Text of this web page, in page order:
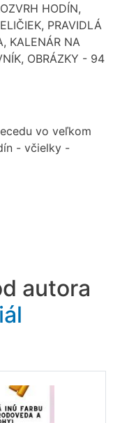
HODÍN,
PRAVIDLÁ
KALENÁR NA
OBRÁZKY - 94
vo veľkom
- včielky -
autora